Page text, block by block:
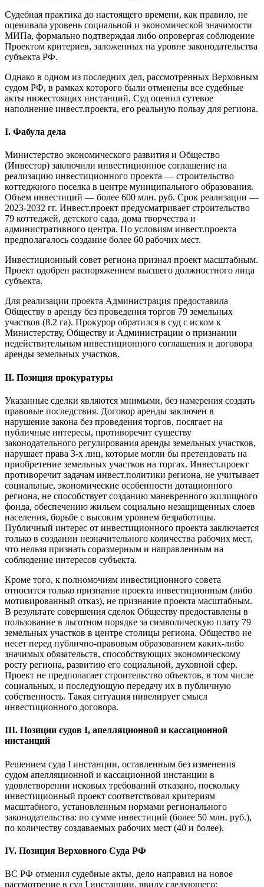
Судебная практика до настоящего времени, как правило, не
оценивала уровень социальной и экономической значимости
МИПа, формально подтверждая либо опровергая соблюдение
Проектом критериев, заложенных на уровне законодательства
субъекта РФ.
Однако в одном из последних дел, рассмотренных Верховным
судом РФ, в рамках которого были отменены все судебные
акты нижестоящих инстанций, Суд оценил сутевое
наполнение инвест.проекта, его реальную пользу для региона.
I. Фабула дела
Министерство экономического развития и Общество
(Инвестор) заключили инвестиционное соглашение на
реализацию инвестиционного проекта — строительство
коттеджного поселка в центре муниципального образования.
Объем инвестиций — более 600 млн. руб. Срок реализации —
2023-2032 гг. Инвест.проект предусматривает строительство
79 коттеджей, детского сада, дома творчества и
административного центра. По условиям инвест.проекта
предполагалось создание более 60 рабочих мест.
Инвестиционный совет региона признал проект масштабным.
Проект одобрен распоряжением высшего должностного лица
субъекта.
Для реализации проекта Администрация предоставила
Обществу в аренду без проведения торгов 79 земельных
участков (8.2 га). Прокурор обратился в суд с иском к
Министерству, Обществу и Администрации о признании
недействительным инвестиционного соглашения и договора
аренды земельных участков.
II. Позиция прокуратуры
Указанные сделки являются мнимыми, без намерения создать
правовые последствия. Договор аренды заключен в
нарушение закона без проведения торгов, посягает на
публичные интересы, противоречит существу
законодательного регулирования аренды земельных участков,
нарушает права 3-х лиц, которые могли бы претендовать на
приобретение земельных участков на торгах. Инвест.проект
противоречит задачам инвест.политики региона, не учитывает
социальные, экономические особенности дотационного
региона, не способствует созданию маневренного жилищного
фонда, обеспечению жильем социально незащищенных слоев
населения, борьбе с высоким уровнем безработицы.
Публичный интерес от инвестиционного проекта заключается
только в создании незначительного количества рабочих мест,
что нельзя признать соразмерным и направленным на
соблюдение интересов субъекта.
Кроме того, к полномочиям инвестиционного совета
относится только признание проекта инвестиционным (либо
мотивированный отказ), не признание проекта масштабным.
В результате совершения сделок Обществу предоставлены в
пользование в льготном порядке за символическую плату 79
земельных участков в центре столицы региона. Общество не
несет перед публично-правовым образованием каких-либо
значимых обязательств, способствующих экономическому
росту региона, развитию его социальной, духовной сфер.
Проект не предполагает строительство объектов, в том числе
социальных, и последующую передачу их в публичную
собственность. Такая ситуация нивелирует смысл
инвестиционного договора.
III. Позиции судов I, апелляционной и кассационной
инстанций
Решением суда I инстанции, оставленным без изменения
судом апелляционной и кассационной инстанции в
удовлетворении исковых требований отказано, поскольку
инвестиционный проект соответствовал критериям
масштабного, установленным нормами регионального
законодательства: по сумме инвестиций (более 50 млн. руб.),
по количеству создаваемых рабочих мест (40 и более).
IV. Позиция Верховного Суда РФ
ВС РФ отменил судебные акты, дело направил на новое
рассмотрение в суд I инстанции, ввиду следующего: